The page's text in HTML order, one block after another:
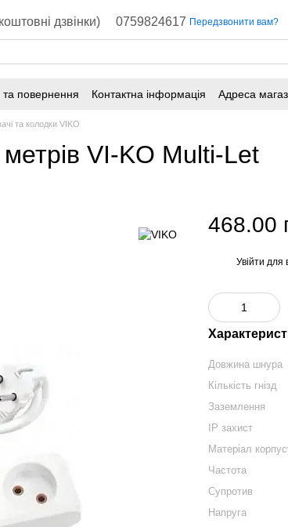
дзвінки) 0759824617 Передзвонити вам?
повернення Контактна інформація Адреса
та колодки VIKO
VI-KO Multi-Let
468.00
Увійти для
Довжина шнура
Кількість гнізд
Заземлення
IP захист
Матеріал
Частота
Супротив
Напруга